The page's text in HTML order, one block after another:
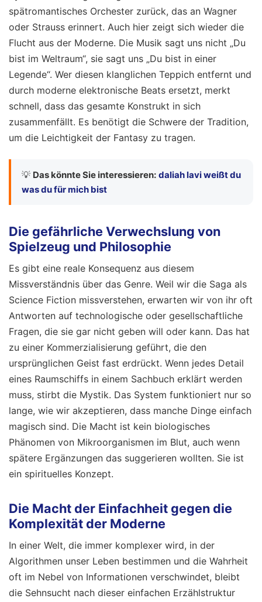
spätromantisches Orchester zurück, das an Wagner
oder Strauss erinnert. Auch hier zeigt sich wieder die
Flucht aus der Moderne. Die Musik sagt uns nicht „Du
bist im Weltraum“, sie sagt uns „Du bist in einer
Legende“. Wer diesen klanglichen Teppich entfernt und
durch moderne elektronische Beats ersetzt, merkt
schnell, dass das gesamte Konstrukt in sich
zusammenfällt. Es benötigt die Schwere der Tradition,
um die Leichtigkeit der Fantasy zu tragen.
💡 Das könnte Sie interessieren: daliah lavi weißt du
was du für mich bist
Die gefährliche Verwechslung von
Spielzeug und Philosophie
Es gibt eine reale Konsequenz aus diesem
Missverständnis über das Genre. Weil wir die Saga als
Science Fiction missverstehen, erwarten wir von ihr oft
Antworten auf technologische oder gesellschaftliche
Fragen, die sie gar nicht geben will oder kann. Das hat
zu einer Kommerzialisierung geführt, die den
ursprünglichen Geist fast erdrückt. Wenn jedes Detail
eines Raumschiffs in einem Sachbuch erklärt werden
muss, stirbt die Mystik. Das System funktioniert nur so
lange, wie wir akzeptieren, dass manche Dinge einfach
magisch sind. Die Macht ist kein biologisches
Phänomen von Mikroorganismen im Blut, auch wenn
spätere Ergänzungen das suggerieren wollten. Sie ist
ein spirituelles Konzept.
Die Macht der Einfachheit gegen die
Komplexität der Moderne
In einer Welt, die immer komplexer wird, in der
Algorithmen unser Leben bestimmen und die Wahrheit
oft im Nebel von Informationen verschwindet, bleibt
die Sehnsucht nach dieser einfachen Erzählstruktur